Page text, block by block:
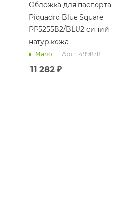
Обложка для паспорта
Piquadro Blue Square
PP5255B2/BLU2 синий
натур.кожа
Мало Арт.: 1499838
11 282₽